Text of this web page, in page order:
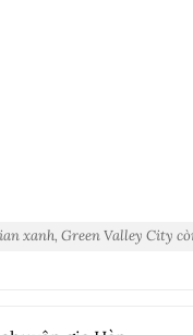
xanh, Green Valley City